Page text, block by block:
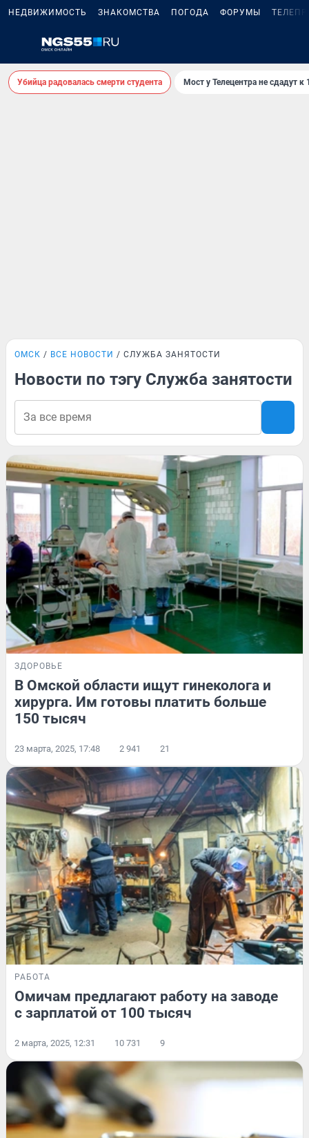
НЕДВИЖИМОСТЬ ЗНАКОМСТВА ПОГОДА ФОРУМЫ
Убийца радовалась смерти студента Мост у Телецентра не сдадут к
ОМСК ВСЕ НОВОСТИ СЛУЖБА ЗАНЯТОСТИ
Новости по тэгу Служба занятости
ЗДОРОВЬЕ
В Омской области ищут гинеколога и
хирурга. Им готовы платить больше
150 тысяч
23 марта, 2025, 17:48 2 941 21
РАБОТА
Омичам предлагают работу на заводе
с зарплатой от 100 тысяч
2 марта, 2025, 12:31 10 731 9